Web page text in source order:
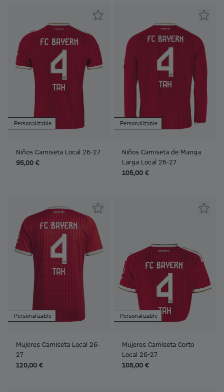
Personalizable
Niños Camiseta Local 26-27
95,00 €
Personalizable
Niños Camiseta de Manga
Larga Local 26-27
105,00 €
Personalizable
Mujeres Camiseta Local 26-
27
120,00 €
Personalizable
Mujeres Camiseta Corto
Local 26-27
105,00 €